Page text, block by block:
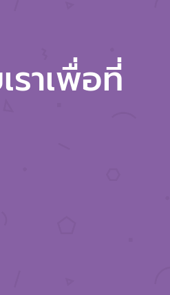
ราเพื่อที่